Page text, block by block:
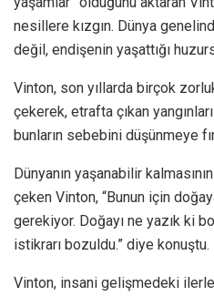
nesillere kızgın. Dünya
değil, endişenin yaşattığı
Vinton, son yıllarda birçok
çekerek, etrafta çıkan
bunların sebebini düşünmeye
Dünyanın yaşanabilir
çeken Vinton, “Bunun için
gerekiyor. Doğayı ne yazık ki
istikrarı bozuldu.” diye konuştu.
Vinton, insani gelişmedeki